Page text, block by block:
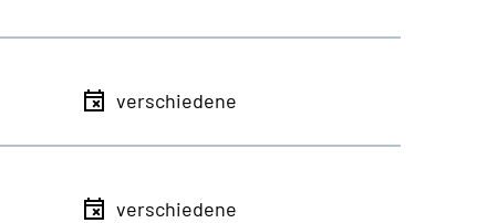
verschiedene
verschiedene